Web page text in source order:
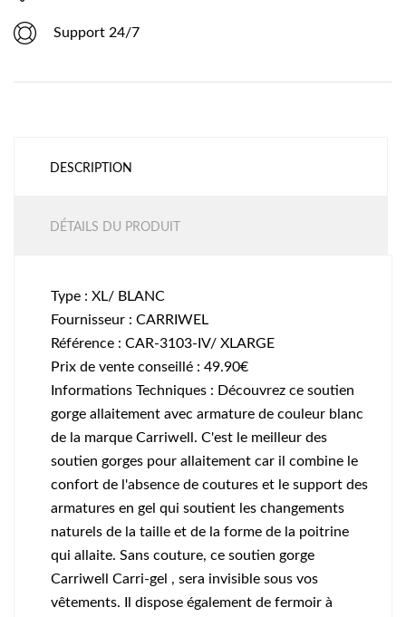
Support 24/7
DESCRIPTION
DÉTAILS DU PRODUIT
Type : XL/ BLANC
Fournisseur : CARRIWEL
Référence : CAR-3103-IV/ XLARGE
Prix de vente conseillé : 49.90€
Informations Techniques : Découvrez ce soutien
gorge allaitement avec armature de couleur blanc
de la marque Carriwell. C'est le meilleur des
soutien gorges pour allaitement car il combine le
confort de l'absence de coutures et le support des
armatures en gel qui soutient les changements
naturels de la taille et de la forme de la poitrine
qui allaite. Sans couture, ce soutien gorge
Carriwell Carri-gel , sera invisible sous vos
vêtements. Il dispose également de fermoir à